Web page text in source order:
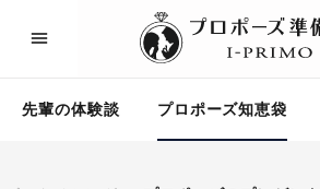
先輩の体験談 プロポーズ知恵袋